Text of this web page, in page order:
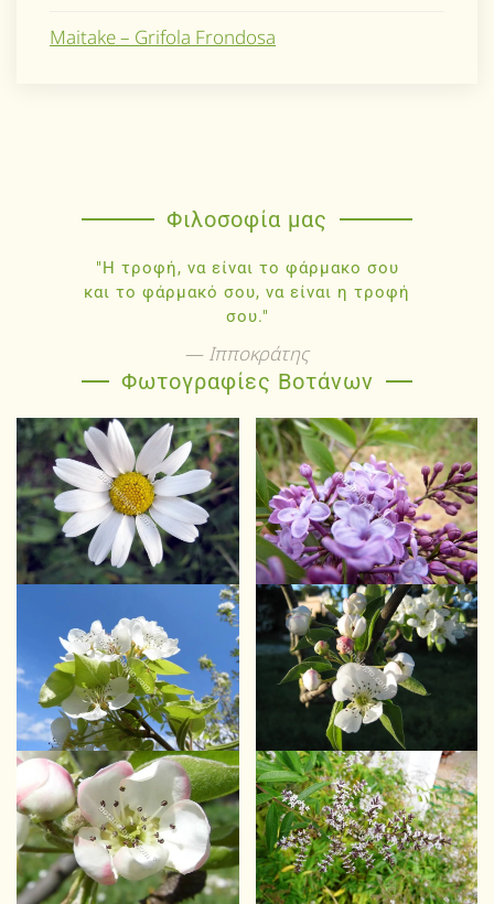
Maitake – Grifola Frondosa
Φιλοσοφία μας
"Η τροφή, να είναι το φάρμακο σου
και το φάρμακό σου, να είναι η τροφή
σου."
Ιπποκράτης
Φωτογραφίες Βοτάνων